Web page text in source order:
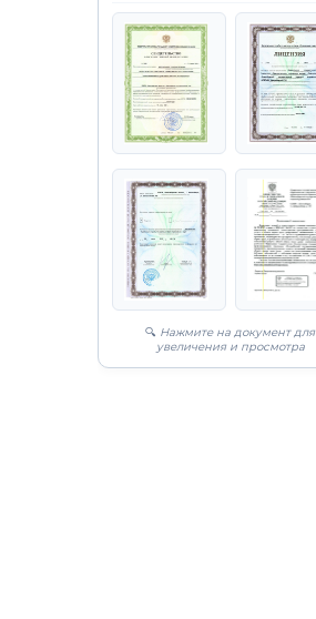
🔍 Нажмите на документ для
увеличения и просмотра